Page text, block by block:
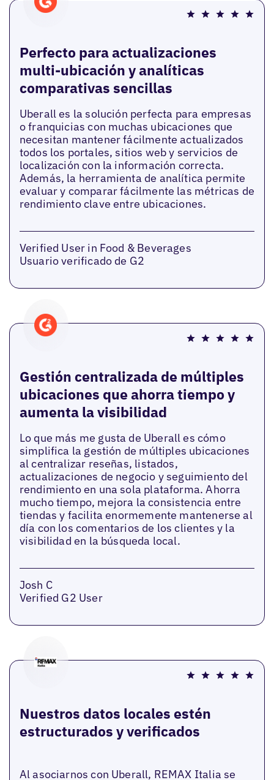
Perfecto para actualizaciones
multi-ubicación y analíticas
comparativas sencillas
Uberall es la solución perfecta para empresas
o franquicias con muchas ubicaciones que
necesitan mantener fácilmente actualizados
todos los portales, sitios web y servicios de
localización con la información correcta.
Además, la herramienta de analítica permite
evaluar y comparar fácilmente las métricas de
rendimiento clave entre ubicaciones.
Verified User in Food & Beverages
Usuario verificado de G2
Gestión centralizada de múltiples
ubicaciones que ahorra tiempo y
aumenta la visibilidad
Lo que más me gusta de Uberall es cómo
simplifica la gestión de múltiples ubicaciones
al centralizar reseñas, listados,
actualizaciones de negocio y seguimiento del
rendimiento en una sola plataforma. Ahorra
mucho tiempo, mejora la consistencia entre
tiendas y facilita enormemente mantenerse al
día con los comentarios de los clientes y la
visibilidad en la búsqueda local.
Josh C
Verified G2 User
Nuestros datos locales estén
estructurados y verificados
Al asociarnos con Uberall, REMAX Italia se